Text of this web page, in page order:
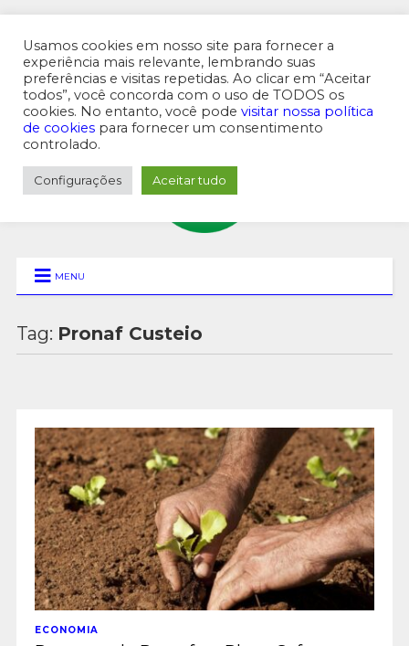
MENU SUPERIOR
MENU
Tag: Pronaf Custeio
ECONOMIA
Usamos cookies em nosso site para fornecer a
experiência mais relevante, lembrando suas
preferências e visitas repetidas. Ao clicar em “Aceitar
todos”, você concorda com o uso de TODOS os
cookies. No entanto, você pode visitar nossa política
de cookies para fornecer um consentimento
controlado.
Configurações Aceitar tudo